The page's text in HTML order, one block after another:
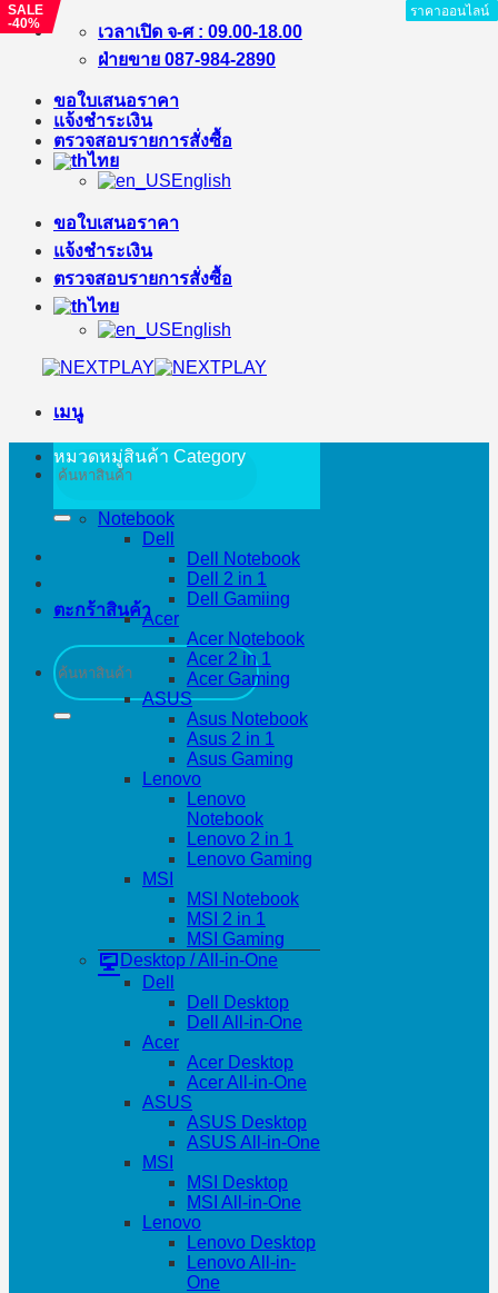
ข้าม
เนื้อหา
เวลาเปิด จ-ศ : 09.00-18.00
ฝ่ายขาย 087-984-2890
ขอใบเสนอราคา
แจ้งชำระเงิน
ตรวจสอบรายการสั่งซื้อ
ไทย
English
ขอใบเสนอราคา
แจ้งชำระเงิน
ตรวจสอบรายการสั่งซื้อ
ไทย
English
เมนู
ค้นหา:
ตะกร้าสินค้า
ค้นหา:
หมวดหมู่สินค้า Category
Notebook
Dell
Dell Notebook
Dell 2 in 1
Dell Gamiing
Acer
Acer Notebook
Acer 2 in 1
Acer Gaming
ASUS
Asus Notebook
Asus 2 in 1
Asus Gaming
Lenovo
Lenovo
Notebook
Lenovo 2 in 1
Lenovo Gaming
MSI
MSI Notebook
MSI 2 in 1
MSI Gaming
Desktop / All-in-One
Dell
Dell Desktop
Dell All-in-One
Acer
Acer Desktop
Acer All-in-One
ASUS
ASUS Desktop
ASUS All-in-One
MSI
MSI Desktop
MSI All-in-One
Lenovo
Lenovo Desktop
Lenovo All-in-
One
ราคาออนไลน์
ราคาออนไลน์
ราคาออนไลน์
ราคาออนไลน์
ราคาออนไลน์
ราคาออนไลน์
SALE
-40%
ราคาออนไลน์
ราคาออนไลน์
ราคาออนไลน์